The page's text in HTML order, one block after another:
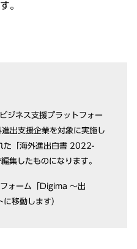
。
ジネス⽀援プラットフォー
出⽀援企業を対象に実施し
た「海外進出⽩書 2022-
集したものになります。
ォーム「Digima 〜出
移動します）